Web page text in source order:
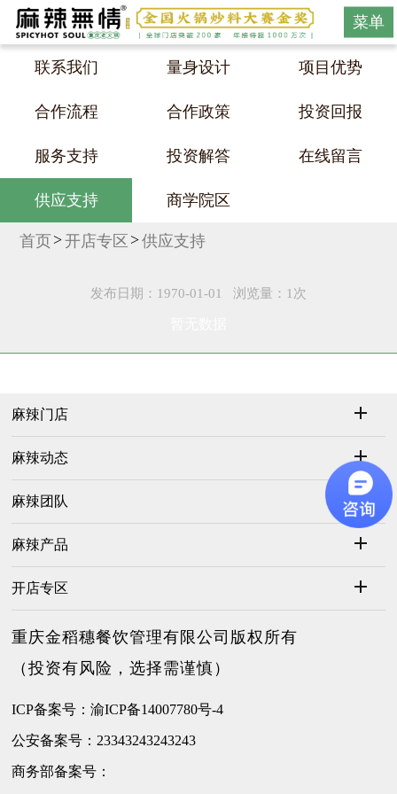
菜单
联系我们 量身设计 项目优势
合作流程 合作政策 投资回报
服务支持 投资解答 在线留言
供应支持 商学院区
首页 开店专区 供应支持
发布日期：1970-01-01 浏览量：1次
麻辣门店
麻辣动态
麻辣团队
麻辣产品
开店专区
重庆金稻穗餐饮管理有限公司版权所有
（投资有风险，选择需谨慎）
ICP备案号：渝ICP备14007780号-4
公安备案号：23343243243243
商务部备案号：